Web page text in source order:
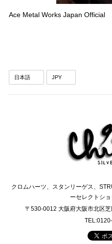
Ace Metal Works Japan Official
クロムハーツ、スタンリーゲス、
ーセレクトシ
〒530-0012 大阪府大阪市北区